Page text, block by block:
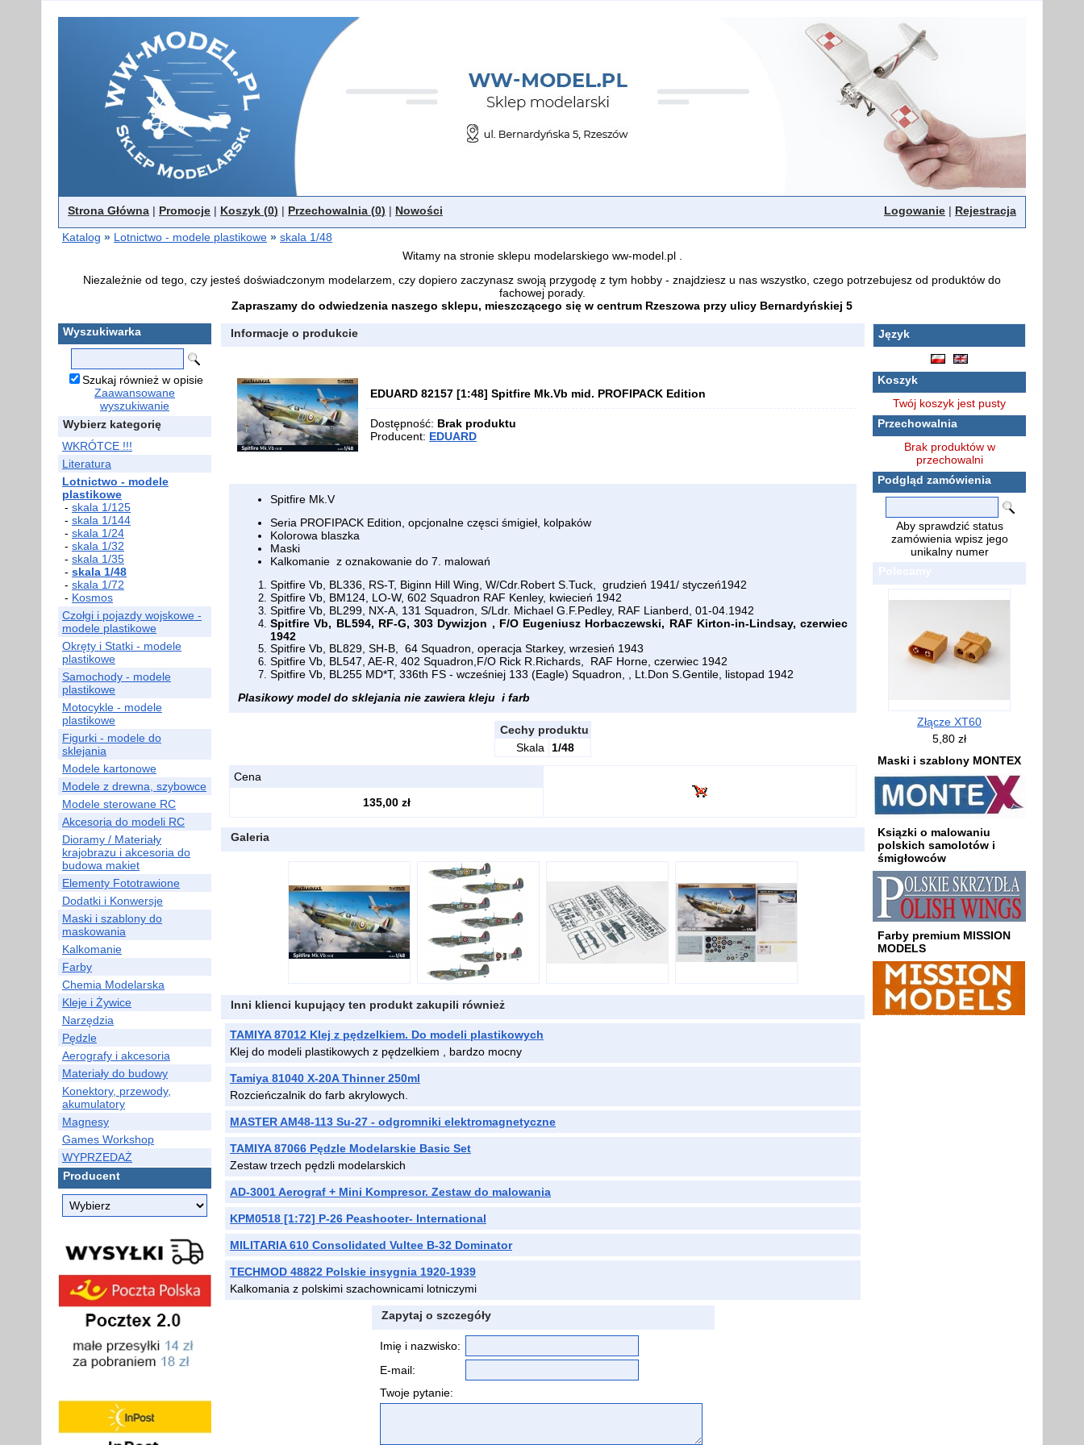
Strona Główna | Promocje | Koszyk (0) | Przechowalnia (0) | Nowości Logowanie | Rejestracja
Katalog » Lotnictwo - modele plastikowe » skala 1/48
Witamy na stronie sklepu modelarskiego ww-model.pl .
Niezależnie od tego, czy jesteś doświadczonym modelarzem, czy dopiero zaczynasz swoją przygodę z tym hobby - znajdziesz u nas wszystko, czego potrzebujesz od produktów do
fachowej porady.
Zapraszamy do odwiedzenia naszego sklepu, mieszczącego się w centrum Rzeszowa przy ulicy Bernardyńskiej 5
Wyszukiwarka
Szukaj również w opisie
Zaawansowane
wyszukiwanie
Wybierz kategorię
WKRÓTCE !!!
Literatura
Lotnictwo - modele
plastikowe
- skala 1/125
- skala 1/144
- skala 1/24
- skala 1/32
- skala 1/35
- skala 1/48
- skala 1/72
- Kosmos
Czołgi i pojazdy wojskowe -
modele plastikowe
Okręty i Statki - modele
plastikowe
Samochody - modele
plastikowe
Motocykle - modele
plastikowe
Figurki - modele do
sklejania
Modele kartonowe
Modele z drewna, szybowce
Modele sterowane RC
Akcesoria do modeli RC
Dioramy / Materiały
krajobrazu i akcesoria do
budowa makiet
Elementy Fototrawione
Dodatki i Konwersje
Maski i szablony do
maskowania
Kalkomanie
Farby
Chemia Modelarska
Kleje i Żywice
Narzędzia
Pędzle
Aerografy i akcesoria
Materiały do budowy
Konektory, przewody,
akumulatory
Magnesy
Games Workshop
WYPRZEDAŻ
Producent
Informacje o produkcie
EDUARD 82157 [1:48] Spitfire Mk.Vb mid. PROFIPACK Edition
Dostępność: Brak produktu
Producent: EDUARD
Spitfire Mk.V
Seria PROFIPACK Edition, opcjonalne częsci śmigieł, kolpaków
Kolorowa blaszka
Maski
Kalkomanie z oznakowanie do 7. malowań
Spitfire Vb, BL336, RS-T, Biginn Hill Wing, W/Cdr.Robert S.Tuck, grudzień 1941/ styczeń1942
Spitfire Vb, BM124, LO-W, 602 Squadron RAF Kenley, kwiecień 1942
Spitfire Vb, BL299, NX-A, 131 Squadron, S/Ldr. Michael G.F.Pedley, RAF Lianberd, 01-04.1942
Spitfire Vb, BL594, RF-G, 303 Dywizjon , F/O Eugeniusz Horbaczewski, RAF Kirton-in-Lindsay, czerwiec
1942
Spitfire Vb, BL829, SH-B, 64 Squadron, operacja Starkey, wrzesień 1943
Spitfire Vb, BL547, AE-R, 402 Squadron,F/O Rick R.Richards, RAF Horne, czerwiec 1942
Spitfire Vb, BL255 MD*T, 336th FS - wcześniej 133 (Eagle) Squadron, , Lt.Don S.Gentile, listopad 1942
Plasikowy model do sklejania nie zawiera kleju i farb
Cechy produktu
Skala
1/48
Cena
135,00 zł
Galeria
Inni klienci kupujący ten produkt zakupili również
TAMIYA 87012 Klej z pędzelkiem. Do modeli plastikowych
Klej do modeli plastikowych z pędzelkiem , bardzo mocny
Tamiya 81040 X-20A Thinner 250ml
Rozcieńczalnik do farb akrylowych.
MASTER AM48-113 Su-27 - odgromniki elektromagnetyczne
TAMIYA 87066 Pędzle Modelarskie Basic Set
Zestaw trzech pędzli modelarskich
AD-3001 Aerograf + Mini Kompresor. Zestaw do malowania
KPM0518 [1:72] P-26 Peashooter- International
MILITARIA 610 Consolidated Vultee B-32 Dominator
TECHMOD 48822 Polskie insygnia 1920-1939
Kalkomania z polskimi szachownicami lotniczymi
Zapytaj o szczegóły
Imię i nazwisko:
E-mail:
Twoje pytanie:
Język
Koszyk
Twój koszyk jest pusty
Przechowalnia
Brak produktów w
przechowalni
Podgląd zamówienia
Aby sprawdzić status
zamówienia wpisz jego
unikalny numer
Złącze XT60
5,80 zł
Maski i szablony MONTEX
Ksiązki o malowaniu
polskich samolotów i
śmigłowców
Farby premium MISSION
MODELS